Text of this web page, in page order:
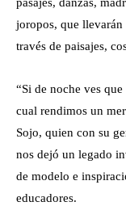
joropos, que
través de paisajes,
“Si de noche ves
cual rendimos un
Sojo, quien con su
nos dejó un legado
de modelo e
educadores.